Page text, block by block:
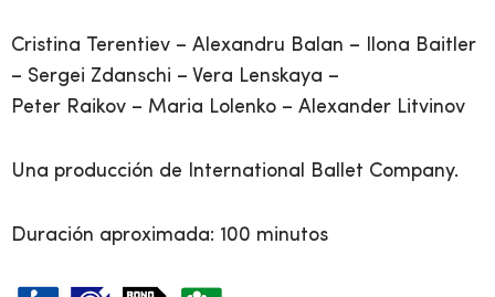
Cristina Terentiev – Alexandru Balan – Ilona Baitler
– Sergei Zdanschi – Vera Lenskaya –
Peter Raikov – Maria Lolenko – Alexander Litvinov
Una producción de International Ballet Company.
Duración aproximada: 100 minutos